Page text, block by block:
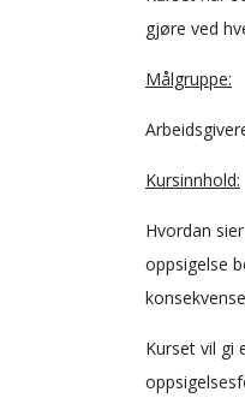
gjøre ved
Målgruppe:
Kursinnhold:
Hvordan
oppsigelse
Kurset vil gi